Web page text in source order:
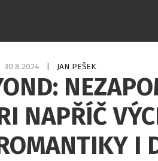
30.8.2024 JAN PEŠEK
NAPŘÍČ
I